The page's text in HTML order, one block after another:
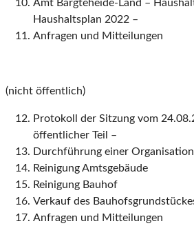
Amt Bargteheide-Land –
Haushaltsplan 2022 –
Anfragen und Mitteilungen
(nicht öffentlich)
Protokoll der Sitzung vom
öffentlicher Teil –
Durchführung einer
Reinigung Amtsgebäude
Reinigung Bauhof
Verkauf des
Anfragen und Mitteilungen